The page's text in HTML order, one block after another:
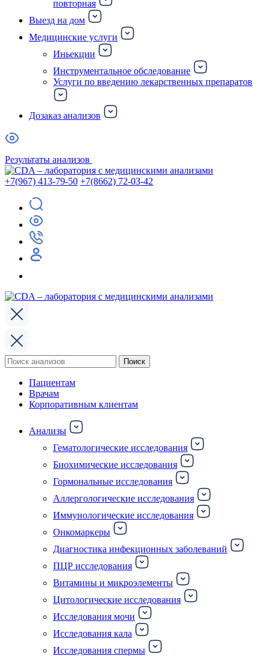
повторная
Выезд на дом
Медицинские услуги
Иньекции
Инструментальное обследование
Услуги по введению лекарственных препаратов
Дозаказ анализов
Результаты анализов
+7(967) 413-79-50 +7(8662) 72-03-42
Поиск
по:
Поиск
Пациентам
Врачам
Корпоративным клиентам
Анализы
Гематологические исследования
Биохимические исследования
Гормональные исследования
Аллергологические исследования
Иммунологические исследования
Онкомаркеры
Диагностика инфекционных заболеваний
ПЦР исследования
Витамины и микроэлементы
Цитологические исследования
Исследования мочи
Исследования кала
Исследования спермы